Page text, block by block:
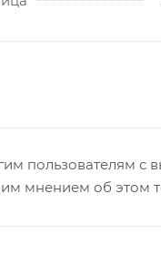
пользователям с
мнением об этом